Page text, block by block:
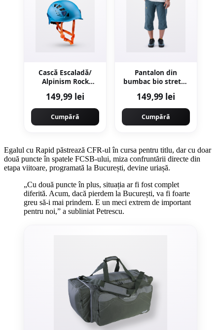
Cască Escaladă/
Alpinism Rock
Copii/Adulți
149,99 lei
Cumpără
Pantalon din
bumbac bio stretch
Bărbaţi
149,99 lei
Cumpără
Egalul cu Rapid păstrează CFR-ul în cursa pentru titlu, dar cu doar
două puncte în spatele FCSB-ului, miza confruntării directe din
etapa viitoare, programată la București, devine uriașă.
„Cu două puncte în plus, situația ar fi fost complet
diferită. Acum, dacă pierdem la București, va fi foarte
greu să-i mai prindem. E un meci extrem de important
pentru noi,” a subliniat Petrescu.